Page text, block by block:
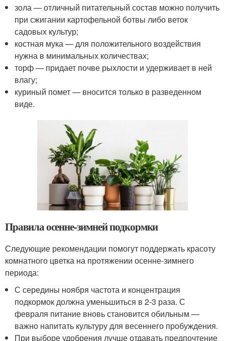
зола — отличный питательный состав можно получить
при сжигании картофельной ботвы либо веток
садовых культур;
костная мука — для положительного воздействия
нужна в минимальных количествах;
торф — придает почве рыхлости и удерживает в ней
влагу;
куриный помет — вносится только в разведенном
виде.
Правила осенне-зимней подкормки
Следующие рекомендации помогут поддержать красоту
комнатного цветка на протяжении осенне-зимнего
периода:
С середины ноября частота и концентрация
подкормок должна уменьшиться в 2-3 раза. С
февраля питание вновь становится обильным —
важно напитать культуру для весеннего пробуждения.
При выборе удобрения лучше отдавать предпочтение